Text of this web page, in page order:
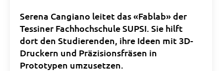
Serena Cangiano leitet das «Fablab» der
Tessiner Fachhochschule SUPSI. Sie hilft
dort den Studierenden, ihre Ideen mit 3D-
Druckern und Präzisionsfräsen in
Prototypen umzusetzen.